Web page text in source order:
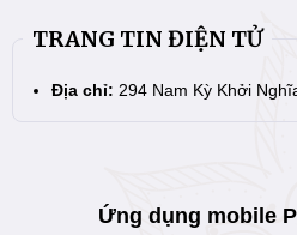
TRANG TIN ĐIỆN TỬ
Địa chỉ: 294 Nam Kỳ Khởi
Ứng dụng mobile